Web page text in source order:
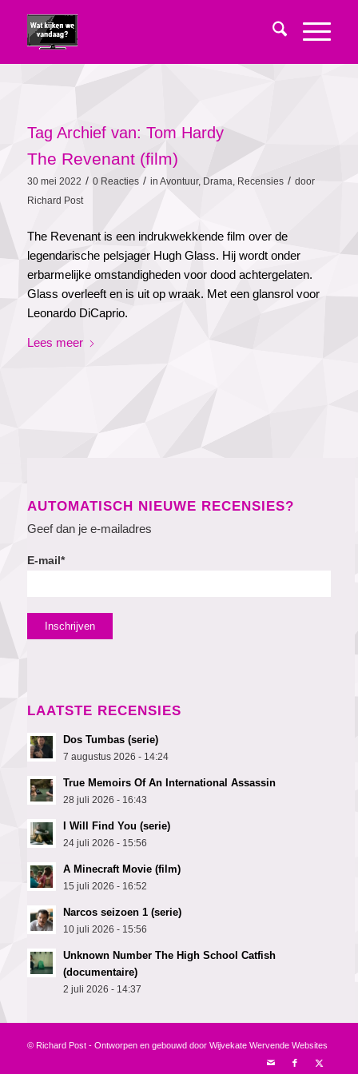
Tag Archief van: Tom Hardy
The Revenant (film)
30 mei 2022 / 0 Reacties / in Avontuur, Drama, Recensies / door
Richard Post
The Revenant is een indrukwekkende film over de
legendarische pelsjager Hugh Glass. Hij wordt onder
erbarmelijke omstandigheden voor dood achtergelaten.
Glass overleeft en is uit op wraak. Met een glansrol voor
Leonardo DiCaprio.
Lees meer
AUTOMATISCH NIEUWE RECENSIES?
Geef dan je e-mailadres
E-mail*
LAATSTE RECENSIES
Dos Tumbas (serie)
7 augustus 2026 - 14:24
True Memoirs Of An International Assassin
28 juli 2026 - 16:43
I Will Find You (serie)
24 juli 2026 - 15:56
A Minecraft Movie (film)
15 juli 2026 - 16:52
Narcos seizoen 1 (serie)
10 juli 2026 - 15:56
Unknown Number The High School Catfish
(documentaire)
2 juli 2026 - 14:37
© Richard Post - Ontworpen en gebouwd door Wijvekate Wervende Websites